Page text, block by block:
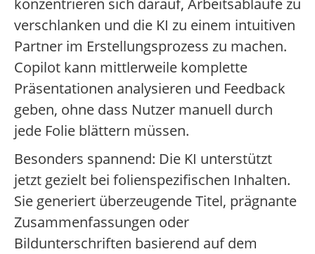
konzentrieren sich darauf, Arbeitsabläufe zu
verschlanken und die KI zu einem intuitiven
Partner im Erstellungsprozess zu machen.
Copilot kann mittlerweile komplette
Präsentationen analysieren und Feedback
geben, ohne dass Nutzer manuell durch
jede Folie blättern müssen.
Besonders spannend: Die KI unterstützt
jetzt gezielt bei folienspezifischen Inhalten.
Sie generiert überzeugende Titel, prägnante
Zusammenfassungen oder
Bildunterschriften basierend auf dem